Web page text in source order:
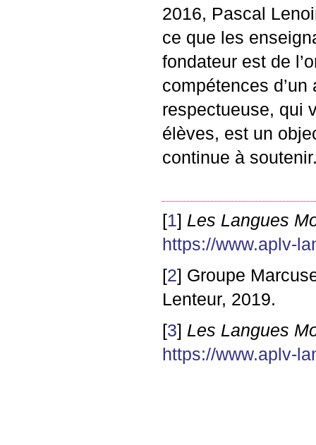
2016, Pascal
ce que les
fondateur est de
compétences
respectueuse, qui
élèves, est un
continue à
[1] Les Langues
https://www.aplv-
[2] Groupe
Lenteur, 2019.
[3] Les Langues
https://www.aplv-